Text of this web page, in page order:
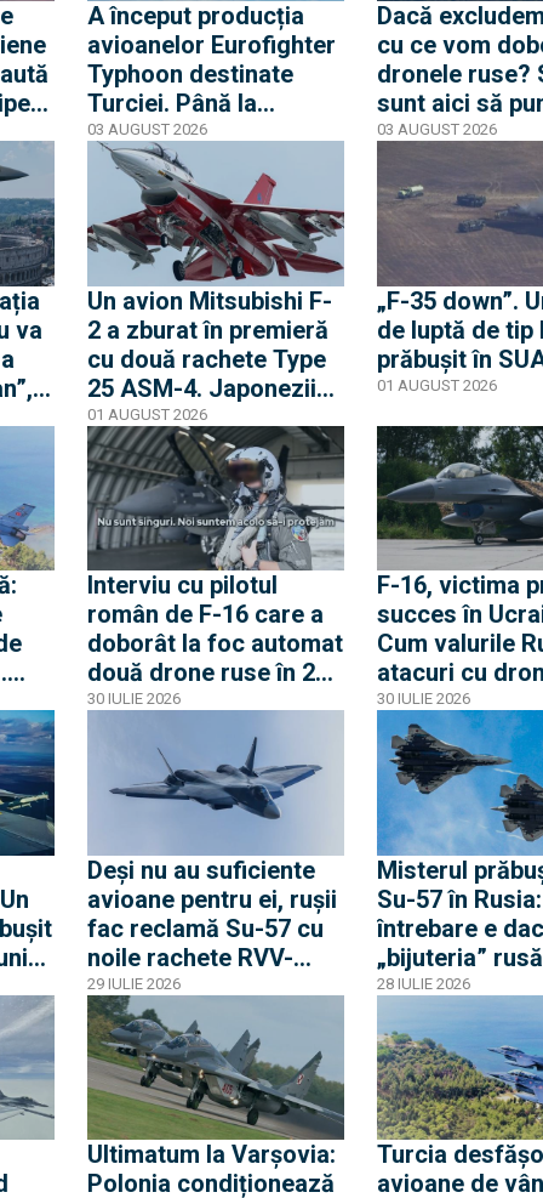
din
A început producția
avioanelor Eurofighter
Typhoon destinate
Turciei. Până la
deblocarea F-35, turcii
nu stau cu mâinile în
03 AUGUST 2026
Dacă
cu ce vom
dronele ruse?
sunt aici să
umărul, dar
elicopterele
03 AUGUST 2026
va
Un avion Mitsubishi F-
2 a zburat în premieră
cu două rachete Type
25 ASM-4. Japonezii
își testează prima
rachetă antinavă cu
rază lungă de pe un
avion
01 AUGUST 2026
„F-35 down”.
de luptă de tip
prăbușit în
01 AUGUST 2026
Interviu cu pilotul
român de F-16 care a
doborât la foc automat
două drone ruse în 24
de ore (Video). „Nu
sunteți singuri, noi
suntem acolo să vă
protejăm”
30 IULIE 2026
F-16, victima
succes în
Cum valurile
atacuri cu
rachete
avioanele F-
Ucraineia
30 IULIE 2026
Deși nu au suficiente
avioane pentru ei, rușii
fac reclamă Su-57 cu
noile rachete RVV-
SDM și RVV-BD și spun
că e mare „interes”.
Deocamdată au
exportat doar unui
stat: Algeria
29 IULIE 2026
Misterul
Su-57 în
întrebare e
„bijuteria”
doborâtă de
În orice
ies șifonați
28 IULIE 2026
Ultimatum la Varșovia:
Polonia condiționează
Turcia
avioane de